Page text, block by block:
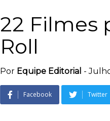
22 Filmes
Roll
Por Equipe Editorial -
Facebook Twitter